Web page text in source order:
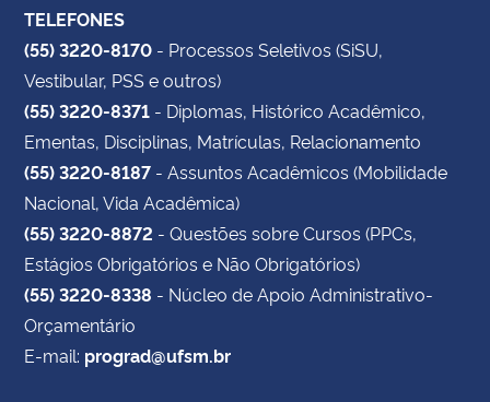
TELEFONES
(55) 3220-8170 - Processos Seletivos (SiSU,
Vestibular, PSS e outros)
(55) 3220-8371 - Diplomas, Histórico Acadêmico,
Ementas, Disciplinas, Matrículas, Relacionamento
(55) 3220-8187 - Assuntos Acadêmicos (Mobilidade
Nacional, Vida Acadêmica)
(55) 3220-8872 - Questões sobre Cursos (PPCs,
Estágios Obrigatórios e Não Obrigatórios)
(55) 3220-8338 - Núcleo de Apoio Administrativo-
Orçamentário
E-mail: prograd@ufsm.br